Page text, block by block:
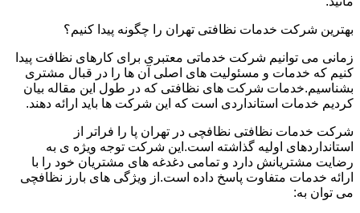
بهترین شرکت خدمات نظافتی تهران را چگونه پیدا کنیم؟
زمانی می توانیم شرکت خدماتی معتبری برای کارهای نظافت پیدا
کنیم که خدمات و مسئولیت های اصلی آن ها را در قبال مشتری
بشناسیم.خدمات شرکت های نظافتی که در طول این مقاله بیان
کردیم خدمات استانداردی است که این شرکت ها باید ارائه دهند.
شرکت خدمات نظافتی نظافچی در تهران پا را فراتر از
استانداردهای اولیه گذاشته است.این شرکت توجه ویژه ی به
رضایت مشتریانش دارد و تمامی دغدغه های مشتریان خود را با
ارائه خدمات متفاوت پاسخ داده است.از ویژگی های بارز نظافچی
می توان به: